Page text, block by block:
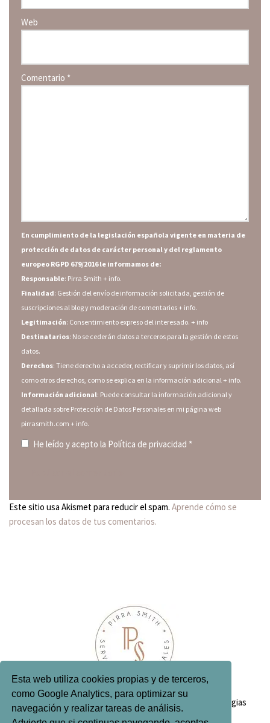
Esta web utiliza cookies propias y de terceros,
como Google Analytics, para optimizar su
navegación y realizar tareas de análisis.
Web
Comentario *
En cumplimiento de la legislación española vigente en materia de
protección de datos de carácter personal y del reglamento
europeo RGPD 679/2016 le informamos de:
Responsable: Pirra Smith + info.
Finalidad: Gestión del envío de información solicitada, gestión de
suscripciones al blog y moderación de comentarios+ info.
Legitimación: Consentimiento expreso del interesado. + info
Destinatarios: No se cederán datos a terceros para la gestión de estos
datos.
Derechos: Tiene derecho a acceder, rectificar y suprimir los datos, así
como otros derechos, como se explica en la información adicional+ info.
Información adicional: Puede consultar la información adicional y
detallada sobre Protección de Datos Personales en mi página web
pirrasmith.com + info.
He leído y acepto la Política de privacidad *
Este sitio usa Akismet para reducir el spam. Aprende cómo se
procesan los datos de tus comentarios.
Quién soy Servicios editoriales
Antologias